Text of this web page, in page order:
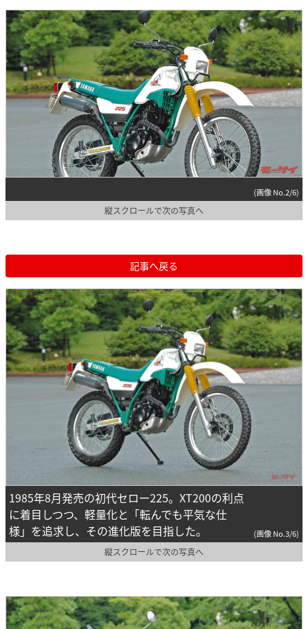
(画像 No.2/6)
縦スクロールで次の写真へ
記事へ戻る
1985年8月発売の初代セロー225。XT200の利点
に着目しつつ、軽量化と「転んでも平気な仕
様」を追求し、その進化版を目指した。
(画像 No.3/6)
縦スクロールで次の写真へ